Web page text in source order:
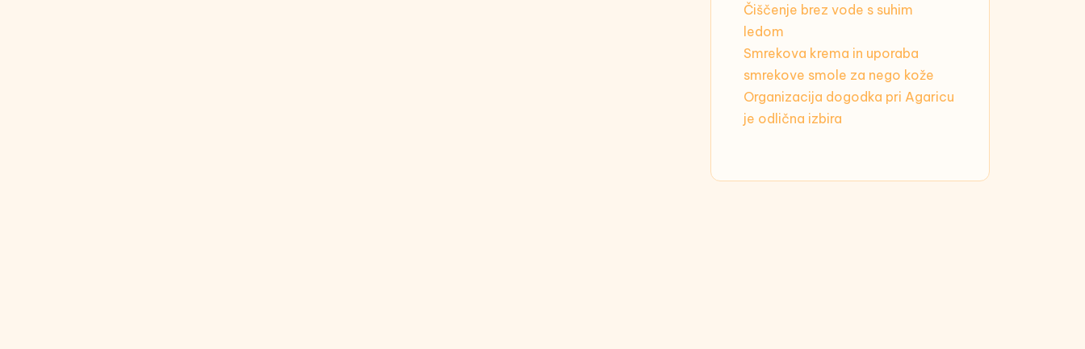
Čiščenje brez vode s suhim
ledom
Smrekova krema in uporaba
smrekove smole za nego kože
Organizacija dogodka pri Agaricu
je odlična izbira